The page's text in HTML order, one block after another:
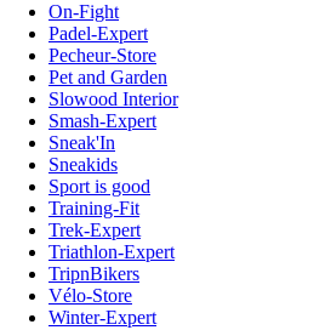
On-Fight
Padel-Expert
Pecheur-Store
Pet and Garden
Slowood Interior
Smash-Expert
Sneak'In
Sneakids
Sport is good
Training-Fit
Trek-Expert
Triathlon-Expert
TripnBikers
Vélo-Store
Winter-Expert